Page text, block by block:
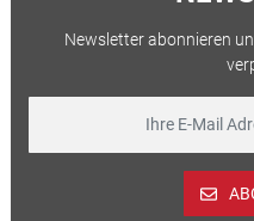
Newsletter abonnieren